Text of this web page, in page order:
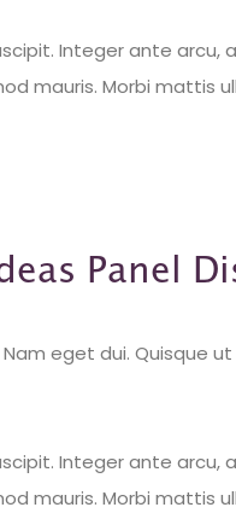
Integer ante
mauris. Morbi mattis
Panel
eget dui. Quisque
Integer ante
mauris. Morbi mattis